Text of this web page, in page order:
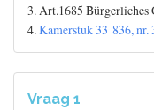
3. Art.1685 Bürgerliches
4.Kamerstuk 33 836, nr.
Vraag 1